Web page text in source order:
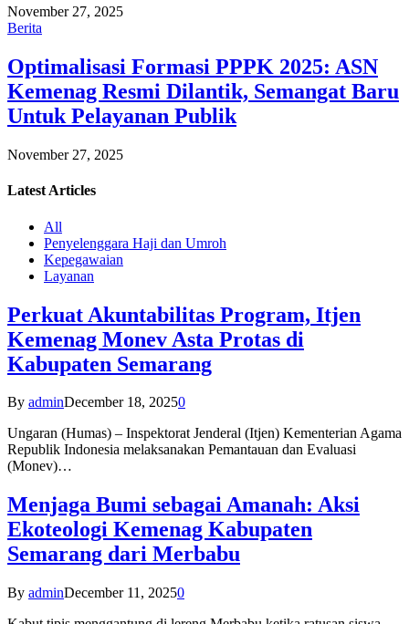
November 27, 2025
Berita
Optimalisasi Formasi PPPK 2025: ASN
Kemenag Resmi Dilantik, Semangat Baru
Untuk Pelayanan Publik
November 27, 2025
Latest Articles
All
Penyelenggara Haji dan Umroh
Kepegawaian
Layanan
Perkuat Akuntabilitas Program, Itjen
Kemenag Monev Asta Protas di
Kabupaten Semarang
By adminDecember 18, 20250
Ungaran (Humas) – Inspektorat Jenderal (Itjen) Kementerian Agama
Republik Indonesia melaksanakan Pemantauan dan Evaluasi
(Monev)…
Menjaga Bumi sebagai Amanah: Aksi
Ekoteologi Kemenag Kabupaten
Semarang dari Merbabu
By adminDecember 11, 20250